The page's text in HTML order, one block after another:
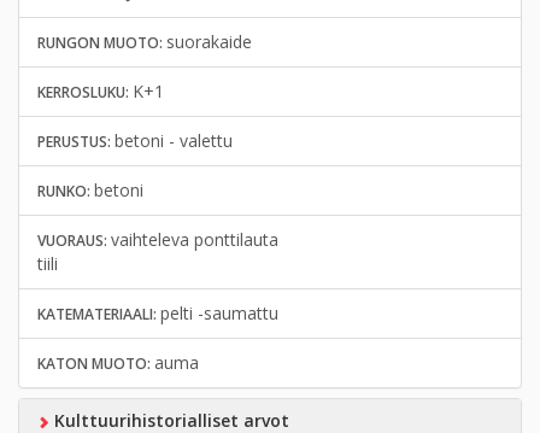
RUNGON MUOTO: suorakaide
KERROSLUKU: K+1
PERUSTUS: betoni - valettu
RUNKO: betoni
VUORAUS: vaihteleva ponttilauta
tiili
KATEMATERIAALI: pelti -saumattu
KATON MUOTO: auma
Kulttuurihistorialliset arvot